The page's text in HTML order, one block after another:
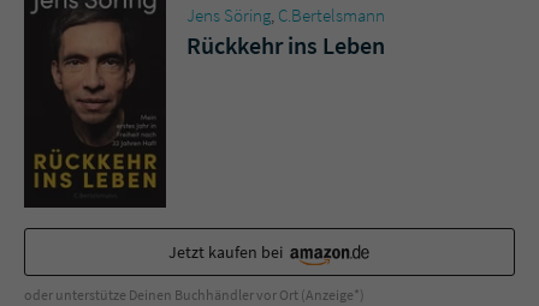
Jens Söring, C.Bertelsmann
Rückkehr ins Leben
Jetzt kaufen bei
oder unterstütze Deinen Buchhändler vor Ort (Anzeige*)